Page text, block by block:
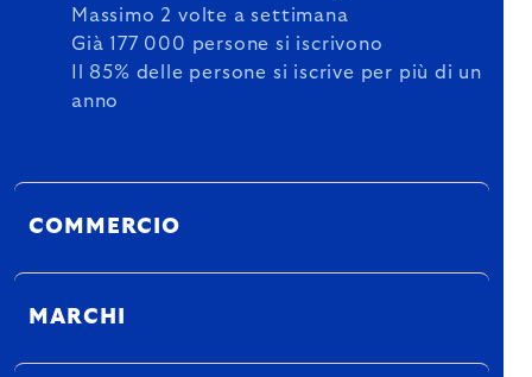
Massimo 2 volte a settimana
Già 177 000 persone si iscrivono
Il 85% delle persone si iscrive per più di un
anno
COMMERCIO
MARCHI